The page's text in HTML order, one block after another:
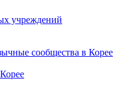
учреждений
сообщества в Корее